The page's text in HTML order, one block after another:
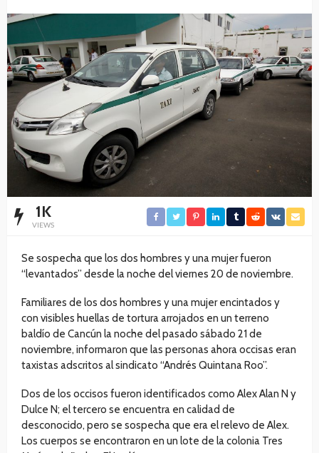
1K
VIEWS
Se sospecha que los dos hombres y una mujer fueron
“levantados” desde la noche del viernes 20 de noviembre.
Familiares de los dos hombres y una mujer encintados y
con visibles huellas de tortura arrojados en un terreno
baldío de Cancún la noche del pasado sábado 21 de
noviembre, informaron que las personas ahora occisas eran
taxistas adscritos al sindicato “Andrés Quintana Roo”.
Dos de los occisos fueron identificados como Alex Alan N y
Dulce N; el tercero se encuentra en calidad de
desconocido, pero se sospecha que era el relevo de Alex.
Los cuerpos se encontraron en un lote de la colonia Tres